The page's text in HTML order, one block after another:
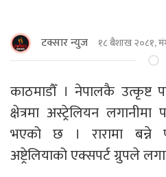
टक्सार न्युज १८ बैशाख २०८१,
काठमाडौँ । नेपालकै उत्कृष्ट
क्षेत्रमा अस्ट्रेलियन लगानीमा
भएको छ । रारामा बन्ने
अष्ट्रेलियाको एक्सपर्ट ग्रुपले